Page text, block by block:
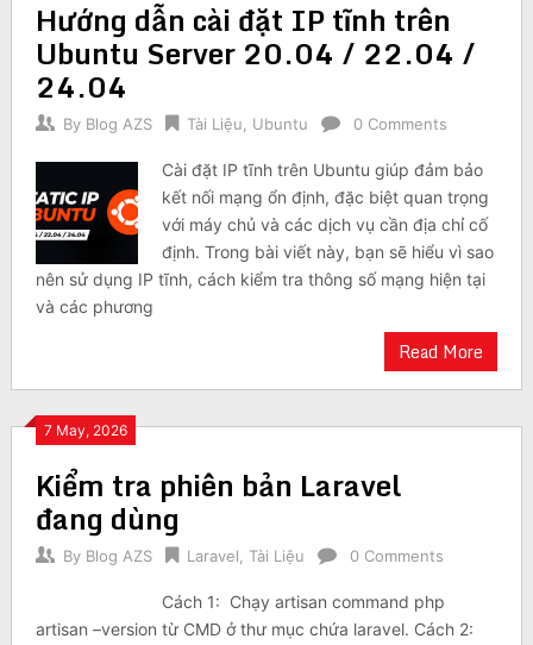
Hướng dẫn cài đặt IP tĩnh trên
Ubuntu Server 20.04 / 22.04 /
24.04
By Blog AZS Tài Liệu Ubuntu 0 Comments
Cài đặt IP tĩnh trên Ubuntu giúp đảm bảo
kết nối mạng ổn định, đặc biệt quan trọng
với máy chủ và các dịch vụ cần địa chỉ cố
định. Trong bài viết này, bạn sẽ hiểu vì sao
nên sử dụng IP tĩnh, cách kiểm tra thông số mạng hiện tại
và các phương
Read More
7 May, 2026
Kiểm tra phiên bản Laravel
đang dùng
By Blog AZS Laravel Tài Liệu 0 Comments
Cách 1: Chạy artisan command php
artisan –version từ CMD ở thư mục chứa laravel. Cách 2: